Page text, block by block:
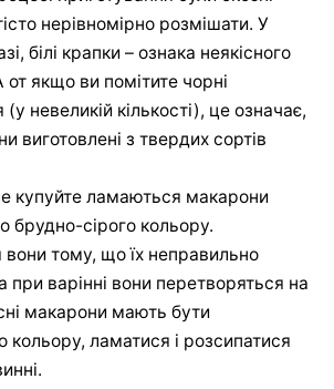
нерівномірно розмішати. У
білі крапки – ознака неякісного
от якщо ви помітите чорні
невеликій кількості), це означає,
виготовлені з твердих сортів
купуйте ламаються макарони
брудно-сірого кольору.
тому, що їх неправильно
при варінні вони перетворяться на
макарони мають бути
кольору, ламатися і розсипатися